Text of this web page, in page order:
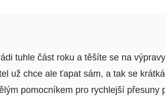
tuhle část roku a těšíte se na
už chce ale ťapat sám, a tak se
pomocníkem pro rychlejší